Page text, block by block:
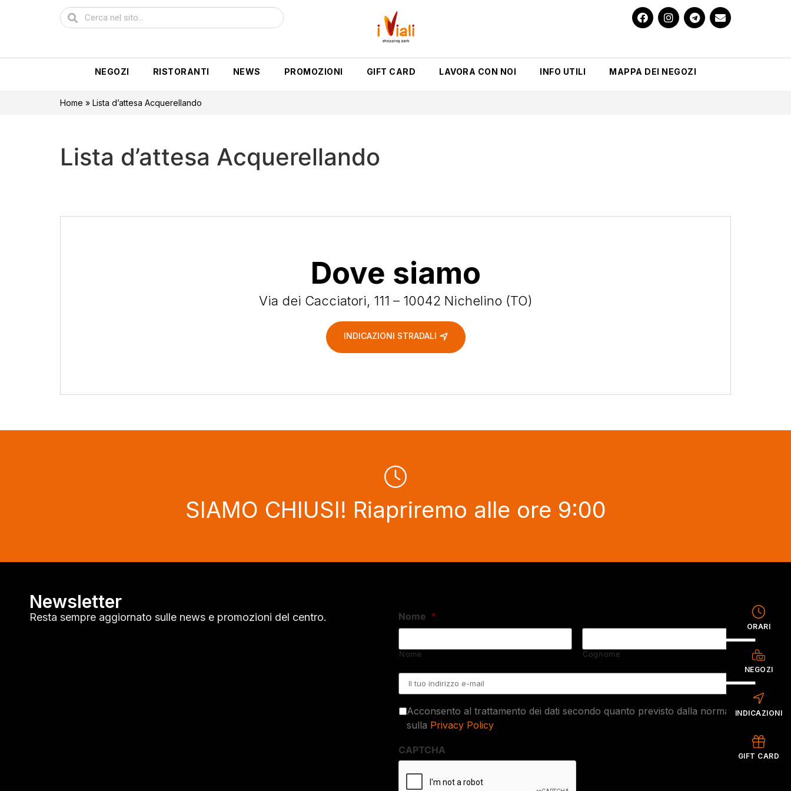
NEGOZI RISTORANTI NEWS PROMOZIONI GIFT CARD LAVORA CON NOI INFO UTILI MAPPA DEI NEGOZI
Home » Lista d’attesa Acquerellando
ORARI
NEGOZI
INDICAZIONI
GIFT CARD
Lista d’attesa Acquerellando
Dove siamo
Via dei Cacciatori, 111 – 10042 Nichelino (TO)
INDICAZIONI STRADALI
SIAMO CHIUSI! Riapriremo alle ore 9:00
Newsletter
Resta sempre aggiornato sulle news e promozioni del centro. Nome *
Nome Cognome
Email *
Acconsento al trattamento dei dati secondo quanto previsto dalla normativa
sulla Privacy Policy
CAPTCHA